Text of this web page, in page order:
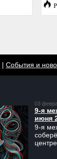
| События и
03
9-я
июня
9-я